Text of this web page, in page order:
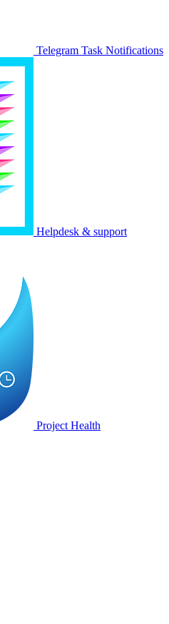
Telegram Task Notifications
Helpdesk & support
Project Health